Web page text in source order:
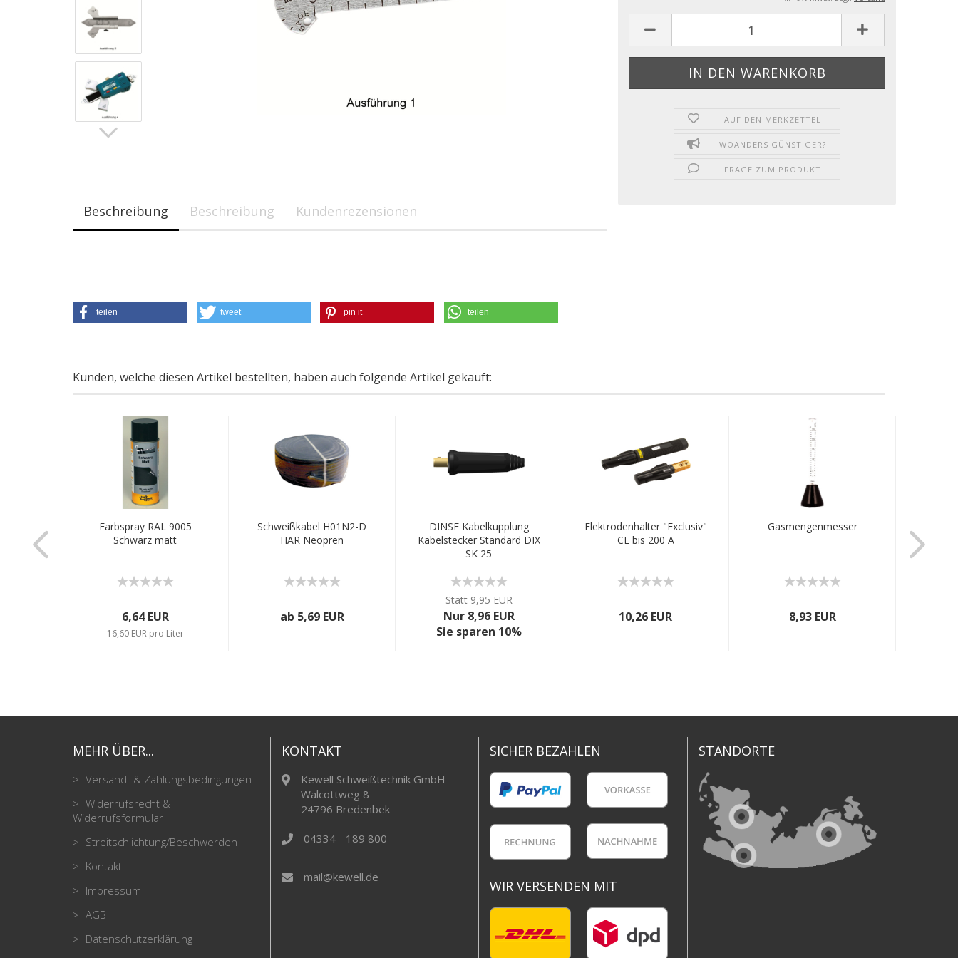
AUF DEN MERKZETTEL
WOANDERS GÜNSTIGER?
FRAGE ZUM PRODUKT
Beschreibung Beschreibung Kundenrezensionen
teilen tweet pin it teilen
Kunden, welche diesen Artikel bestellten, haben auch folgende Artikel gekauft:
Farbspray RAL 9005
Schwarz matt
6,64 EUR
16,60 EUR pro Liter
Schweißkabel H01N2-D
HAR Neopren
ab 5,69 EUR
DINSE Kabelkupplung
Kabelstecker Standard DIX
SK 25
Statt 9,95 EUR
Nur 8,96 EUR
Sie sparen 10%
Elektrodenhalter "Exclusiv"
CE bis 200 A
10,26 EUR
Gasmengenmesser
8,93 EUR
MEHR ÜBER...
Versand- & Zahlungsbedingungen
Widerrufsrecht &
Widerrufsformular
Streitschlichtung/Beschwerden
Kontakt
Impressum
AGB
Datenschutzerklärung
KONTAKT
Kewell Schweißtechnik GmbH
Walcottweg 8
24796 Bredenbek
04334 - 189 800
mail@kewell.de
SICHER BEZAHLEN
WIR VERSENDEN MIT
STANDORTE